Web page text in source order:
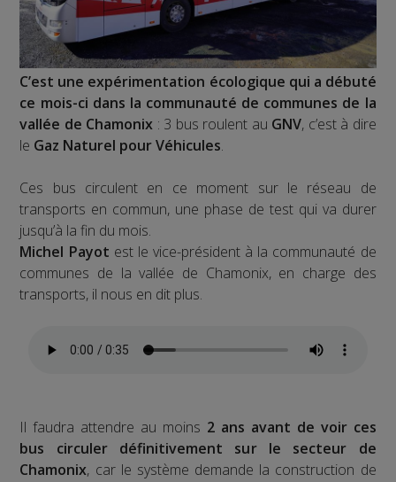
C’est une expérimentation écologique qui a débuté
ce mois-ci dans la communauté de communes de la
vallée de Chamonix : 3 bus roulent au GNV, c’est à dire
le Gaz Naturel pour Véhicules.
Ces bus circulent en ce moment sur le réseau de
transports en commun, une phase de test qui va durer
jusqu’à la fin du mois.
Michel Payot est le vice-président à la communauté de
communes de la vallée de Chamonix, en charge des
transports, il nous en dit plus.
Il faudra attendre au moins 2 ans avant de voir ces
bus circuler définitivement sur le secteur de
Chamonix, car le système demande la construction de